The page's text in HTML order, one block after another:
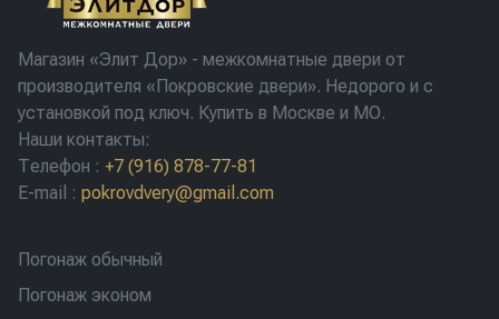
Магазин «Элит Дор» - межкомнатные двери от
производителя «Покровские двери». Недорого и с
установкой под ключ. Купить в Москве и МО.
Наши контакты:
Телефон : +7 (916) 878-77-81
E-mail : pokrovdvery@gmail.com
Погонаж обычный
Погонаж эконом